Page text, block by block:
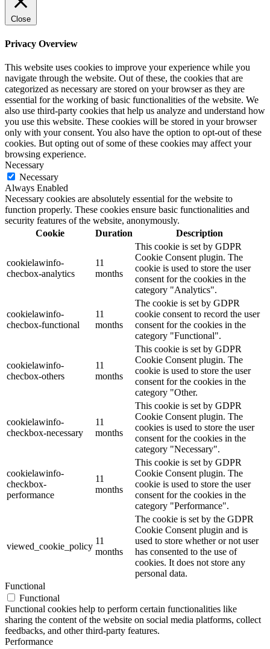
Close
Privacy Overview
This website uses cookies to improve your experience while you
navigate through the website. Out of these, the cookies that are
categorized as necessary are stored on your browser as they are
essential for the working of basic functionalities of the website. We
also use third-party cookies that help us analyze and understand how
you use this website. These cookies will be stored in your browser
only with your consent. You also have the option to opt-out of these
cookies. But opting out of some of these cookies may affect your
browsing experience.
Necessary
Necessary
Always Enabled
Necessary cookies are absolutely essential for the website to
function properly. These cookies ensure basic functionalities and
security features of the website, anonymously.
Cookie
Duration Description
cookielawinfo-
checbox-analytics
11
months
This cookie is set by GDPR
Cookie Consent plugin. The
cookie is used to store the user
consent for the cookies in the
category "Analytics".
cookielawinfo-
checbox-functional
11
months
The cookie is set by GDPR
cookie consent to record the user
consent for the cookies in the
category "Functional".
cookielawinfo-
checbox-others
11
months
This cookie is set by GDPR
Cookie Consent plugin. The
cookie is used to store the user
consent for the cookies in the
category "Other.
cookielawinfo-
checkbox-necessary
11
months
This cookie is set by GDPR
Cookie Consent plugin. The
cookies is used to store the user
consent for the cookies in the
category "Necessary".
cookielawinfo-
checkbox-
performance
11
months
This cookie is set by GDPR
Cookie Consent plugin. The
cookie is used to store the user
consent for the cookies in the
category "Performance".
viewed_cookie_policy
11
months
The cookie is set by the GDPR
Cookie Consent plugin and is
used to store whether or not user
has consented to the use of
cookies. It does not store any
personal data.
Functional
Functional
Functional cookies help to perform certain functionalities like
sharing the content of the website on social media platforms, collect
feedbacks, and other third-party features.
Performance